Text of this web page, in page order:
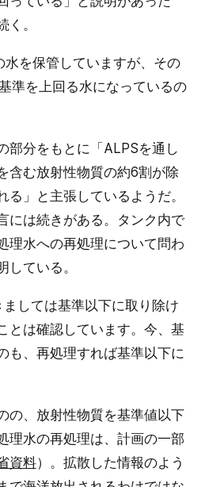
。
水を保管していますが、その
準を上回る水になっているの
部分をもとに「ALPSを通し
含む放射性物質の約6割が除
る」と主張しているようだ。
には続きがある。タンク内で
理水への再処理について問わ
している。
ましては基準以下に取り除け
とは確認しています。今、基
も、再処理すれば基準以下に
の、放射性物質を基準値以下
理水の再処理は、計画の一部
資料）。拡散した情報のよう